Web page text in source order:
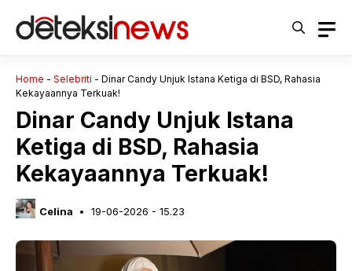
Home - Selebriti - Dinar Candy Unjuk Istana Ketiga di BSD, Rahasia
Kekayaannya Terkuak!
Dinar Candy Unjuk Istana
Ketiga di BSD, Rahasia
Kekayaannya Terkuak!
Celina 19-06-2026 - 15.23